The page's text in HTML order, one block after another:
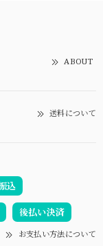
ABOUT
送料について
込
後払い決済
お支払い方法について